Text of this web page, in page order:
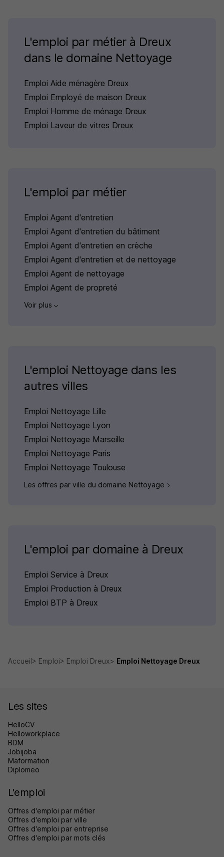
L'emploi par métier à Dreux
dans le domaine Nettoyage
Emploi Aide ménagère Dreux
Emploi Employé de maison Dreux
Emploi Homme de ménage Dreux
Emploi Laveur de vitres Dreux
L'emploi par métier
Emploi Agent d'entretien
Emploi Agent d'entretien du bâtiment
Emploi Agent d'entretien en crèche
Emploi Agent d'entretien et de nettoyage
Emploi Agent de nettoyage
Emploi Agent de propreté
Voir plus
L'emploi Nettoyage dans les
autres villes
Emploi Nettoyage Lille
Emploi Nettoyage Lyon
Emploi Nettoyage Marseille
Emploi Nettoyage Paris
Emploi Nettoyage Toulouse
Les offres par ville du domaine Nettoyage
L'emploi par domaine à Dreux
Emploi Service à Dreux
Emploi Production à Dreux
Emploi BTP à Dreux
Accueil Emploi Emploi Dreux Emploi Nettoyage Dreux
Les sites
HelloCV
Helloworkplace
BDM
Jobijoba
Maformation
Diplomeo
L'emploi
Offres d'emploi par métier
Offres d'emploi par ville
Offres d'emploi par entreprise
Offres d'emploi par mots clés